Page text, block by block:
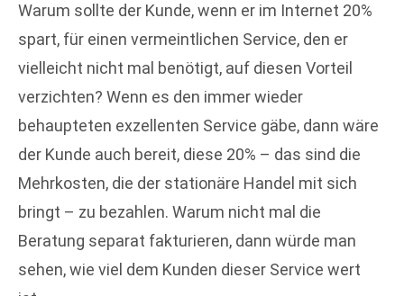
Warum sollte der Kunde, wenn er im Internet 20%
spart, für einen vermeintlichen Service, den er
vielleicht nicht mal benötigt, auf diesen Vorteil
verzichten? Wenn es den immer wieder
behaupteten exzellenten Service gäbe, dann wäre
der Kunde auch bereit, diese 20% – das sind die
Mehrkosten, die der stationäre Handel mit sich
bringt – zu bezahlen. Warum nicht mal die
Beratung separat fakturieren, dann würde man
sehen, wie viel dem Kunden dieser Service wert